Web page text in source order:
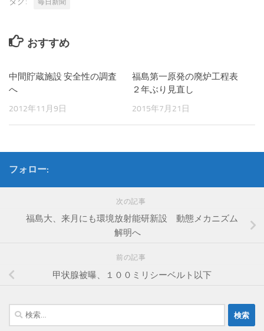
おすすめ
中間貯蔵施設 安全性の調査
へ
2012年11月9日
福島第一原発の廃炉工程表
２年ぶり見直し
2015年7月21日
フォロー:
次の記事
福島大、来月にも環境放射能研新設 動態メカニズム
解明へ
前の記事
甲状腺被曝、１００ミリシーベルト以下
検
索: